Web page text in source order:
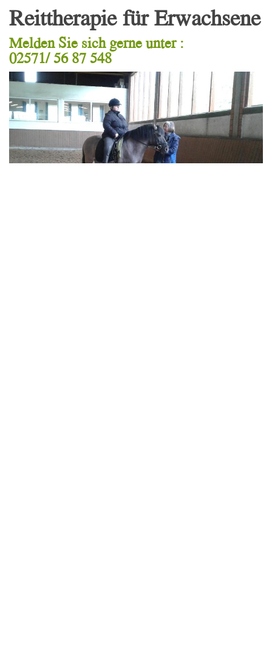
Reittherapie für Erwachsene
Melden Sie sich gerne unter :
02571/ 56 87 548